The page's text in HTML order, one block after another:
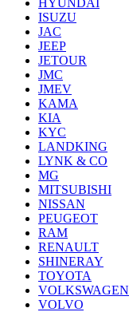
HYUNDAI
ISUZU
JAC
JEEP
JETOUR
JMC
JMEV
KAMA
KIA
KYC
LANDKING
LYNK & CO
MG
MITSUBISHI
NISSAN
PEUGEOT
RAM
RENAULT
SHINERAY
TOYOTA
VOLKSWAGEN
VOLVO